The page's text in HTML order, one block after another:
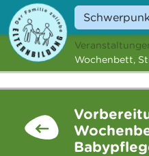
Angebote
News
Wochenbett,